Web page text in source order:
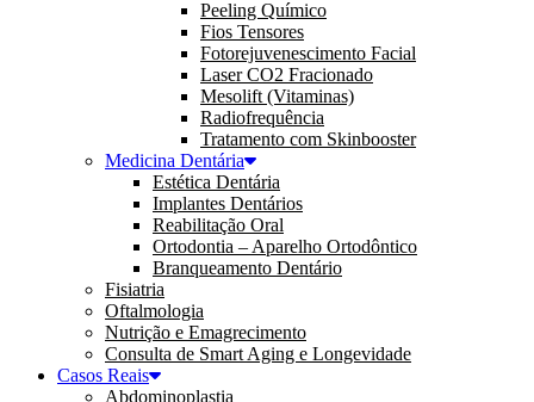
Peeling Químico
Fios Tensores
Fotorejuvenescimento Facial
Laser CO2 Fracionado
Mesolift (Vitaminas)
Radiofrequência
Tratamento com Skinbooster
Medicina Dentária
Estética Dentária
Implantes Dentários
Reabilitação Oral
Ortodontia – Aparelho Ortodôntico
Branqueamento Dentário
Fisiatria
Oftalmologia
Nutrição e Emagrecimento
Consulta de Smart Aging e Longevidade
Casos Reais
Abdominoplastia